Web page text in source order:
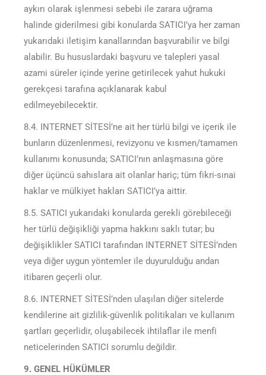
aykırı olarak işlenmesi sebebi ile zarara uğrama
halinde giderilmesi gibi konularda SATICI’ya her zaman
yukarıdaki iletişim kanallarından başvurabilir ve bilgi
alabilir. Bu hususlardaki başvuru ve talepleri yasal
azami süreler içinde yerine getirilecek yahut hukuki
gerekçesi tarafına açıklanarak kabul
edilmeyebilecektir.
8.4. INTERNET SİTESİ’ne ait her türlü bilgi ve içerik ile
bunların düzenlenmesi, revizyonu ve kısmen/tamamen
kullanımı konusunda; SATICI’nın anlaşmasına göre
diğer üçüncü sahıslara ait olanlar hariç; tüm fikri-sınai
haklar ve mülkiyet hakları SATICI’ya aittir.
8.5. SATICI yukarıdaki konularda gerekli görebileceği
her türlü değişikliği yapma hakkını saklı tutar; bu
değişiklikler SATICI tarafından INTERNET SİTESİ’nden
veya diğer uygun yöntemler ile duyurulduğu andan
itibaren geçerli olur.
8.6. INTERNET SİTESİ’nden ulaşılan diğer sitelerde
kendilerine ait gizlilik-güvenlik politikaları ve kullanım
şartları geçerlidir, oluşabilecek ihtilaflar ile menfi
neticelerinden SATICI sorumlu değildir.
9. GENEL HÜKÜMLER